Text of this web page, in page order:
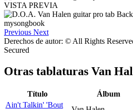
VISTA PREVIA
Previous Next
Derechos de autor: © All Rights
Secured
Otras tablaturas Van
Título Álbum
Ain't Talkin' 'Bout